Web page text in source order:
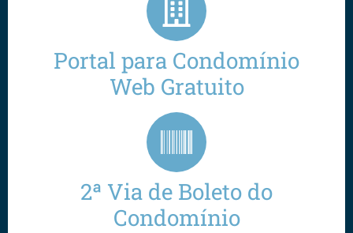
Portal para Condomínio
Web Gratuito
2ª Via de Boleto do
Condomínio